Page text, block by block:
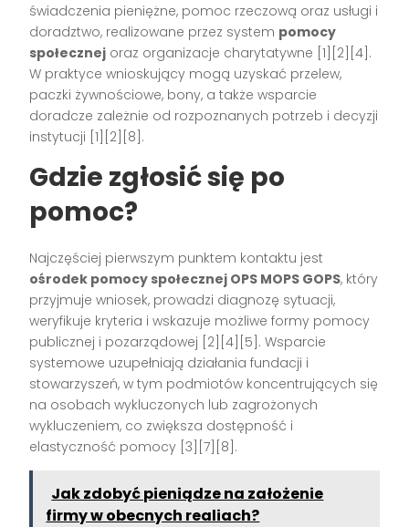
świadczenia pieniężne, pomoc rzeczową oraz usługi i
doradztwo, realizowane przez system pomocy
społecznej oraz organizacje charytatywne [1][2][4].
W praktyce wnioskujący mogą uzyskać przelew,
paczki żywnościowe, bony, a także wsparcie
doradcze zależnie od rozpoznanych potrzeb i decyzji
instytucji [1][2][8].
Gdzie zgłosić się po
pomoc?
Najczęściej pierwszym punktem kontaktu jest
ośrodek pomocy społecznej OPS MOPS GOPS, który
przyjmuje wniosek, prowadzi diagnozę sytuacji,
weryfikuje kryteria i wskazuje możliwe formy pomocy
publicznej i pozarządowej [2][4][5]. Wsparcie
systemowe uzupełniają działania fundacji i
stowarzyszeń, w tym podmiotów koncentrujących się
na osobach wykluczonych lub zagrożonych
wykluczeniem, co zwiększa dostępność i
elastyczność pomocy [3][7][8].
Jak zdobyć pieniądze na założenie
firmy w obecnych realiach?